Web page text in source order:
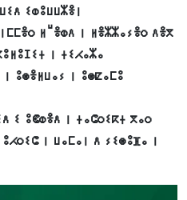
ⵉⵀⵓⵡⵡⵣⴻⵏ
ⵍⵯⴻⵀⴷ ⵏ ⵍⴻⵣⵣⴰⵢⴻⵔ ⴷⴻⴳ
ⵏ ⵜⵉⵃⴰⵣⴰ
ⵓⵙⴻⵍⵡⴰⵢ ⵏ ⵓⵙⵇⴰⵎⵓ
ⵉ ⵓⵞⵀⴻⴷ ⵏ ⵜⴰⵛⵔⵉⴽⵜ ⴳⴰⵔ
ⵏ ⵡⴰⵎⴰⵏ ⴷ ⵢⵉⵙⵓⴼⴰ ⵏ